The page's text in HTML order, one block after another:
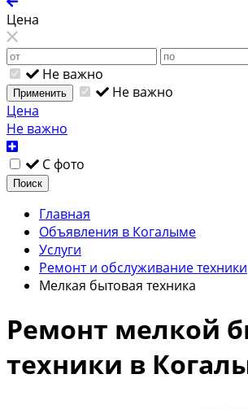
Цена
Не важно
Применить
Не важно
Цена
Не важно
С фото
Поиск
Главная
Объявления в Когалыме
Услуги
Ремонт и обслуживание техники
Мелкая бытовая техника
Ремонт мелкой
техники в